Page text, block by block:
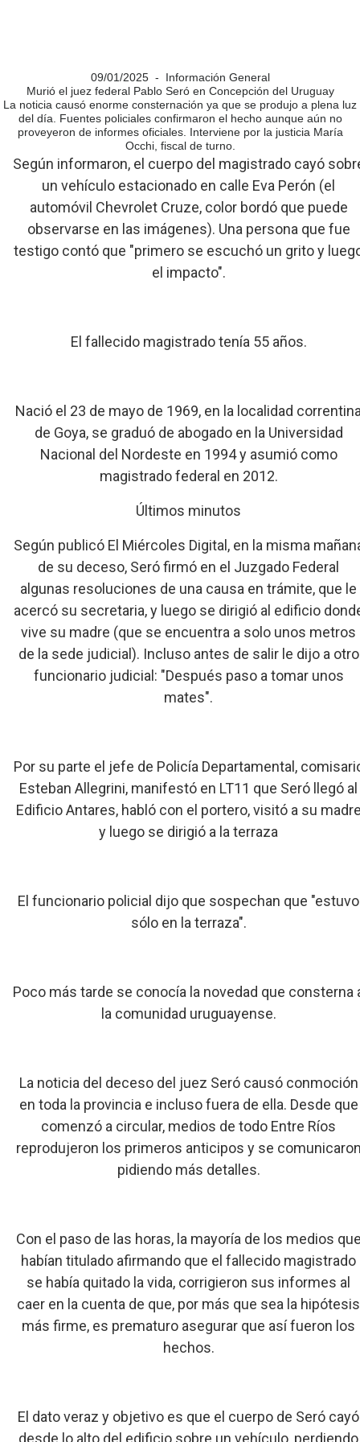
09/01/2025 - Información General
Murió el juez federal Pablo Seró en Concepción del Uruguay
La noticia causó enorme consternación ya que se produjo a plena luz
del día. Fuentes policiales confirmaron el hecho aunque aún no
proveyeron de informes oficiales. Interviene por la justicia María
Occhi, fiscal de turno.
Según informaron, el cuerpo del magistrado cayó
un vehículo estacionado en calle Eva Perón (el
automóvil Chevrolet Cruze, color bordó que puede
observarse en las imágenes). Una persona que fue
testigo contó que "primero se escuchó un grito y
el impacto".
El fallecido magistrado tenía 55 años.
Nació el 23 de mayo de 1969, en la localidad
de Goya, se graduó de abogado en la Universidad
Nacional del Nordeste en 1994 y asumió como
magistrado federal en 2012.
Últimos minutos
Según publicó El Miércoles Digital, en la misma
de su deceso, Seró firmó en el Juzgado Federal
algunas resoluciones de una causa en trámite, que le
acercó su secretaria, y luego se dirigió al edificio
vive su madre (que se encuentra a solo unos metros
de la sede judicial). Incluso antes de salir le dijo a otro
funcionario judicial: "Después paso a tomar unos
mates".
Por su parte el jefe de Policía Departamental,
Esteban Allegrini, manifestó en LT11 que Seró llegó al
Edificio Antares, habló con el portero, visitó a su
y luego se dirigió a la terraza
El funcionario policial dijo que sospechan que "estuvo
sólo en la terraza".
Poco más tarde se conocía la novedad que consterna
la comunidad uruguayense.
La noticia del deceso del juez Seró causó conmoción
en toda la provincia e incluso fuera de ella. Desde que
comenzó a circular, medios de todo Entre Ríos
reprodujeron los primeros anticipos y se
pidiendo más detalles.
Con el paso de las horas, la mayoría de los medios
habían titulado afirmando que el fallecido magistrado
se había quitado la vida, corrigieron sus informes al
caer en la cuenta de que, por más que sea la hipótesis
más firme, es prematuro asegurar que así fueron los
hechos.
El dato veraz y objetivo es que el cuerpo de Seró cayó
desde lo alto del edificio sobre un vehículo, perdiendo